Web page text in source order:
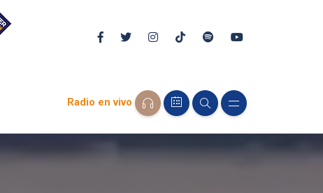
Radio en vivo